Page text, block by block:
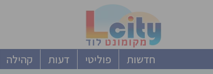
חדשות פוליטי דעות קהילה